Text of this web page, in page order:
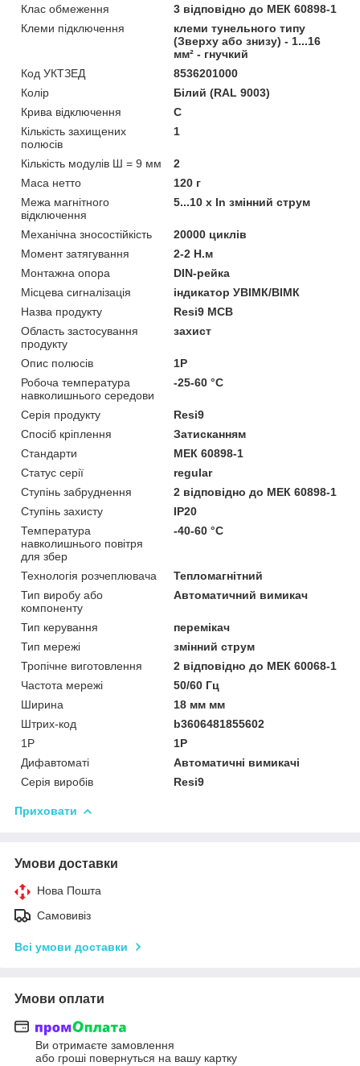
Клас обмеження
3 відповідно до МЕК 60898-1
Клеми підключення
клеми тунельного типу
(Зверху або знизу) - 1...16
мм² - гнучкий
Код УКТЗЕД
8536201000
Колір
Білий (RAL 9003)
Крива відключення
C
Кількість захищених
полюсів
1
Кількість модулів Ш = 9 мм
2
Маса нетто
120 г
Межа магнітного
відключення
5...10 x In змінний струм
Механічна зносостійкість
20000 циклів
Момент затягування
2-2 Н.м
Монтажна опора
DIN-рейка
Місцева сигналізація
iндикатор УВІМК/ВІМК
Назва продукту
Resi9 MCB
Область застосування
продукту
захист
Опис полюсів
1P
Робоча температура
навколишнього середови
-25-60 °C
Серія продукту
Resi9
Спосіб кріплення
Затисканням
Стандарти
МЕК 60898-1
Статус серії
regular
Ступінь забруднення
2 відповідно до МЕК 60898-1
Ступінь захисту
IP20
Температура
навколишнього повітря
для збер
-40-60 °C
Технологія розчеплювача
Тепломагнітний
Тип виробу або
компоненту
Автоматичний вимикач
Тип керування
перемікач
Тип мережі
змінний струм
Тропічне виготовлення
2 відповідно до МЕК 60068-1
Частота мережі
50/60 Гц
Ширина
18 мм мм
Штрих-код
b3606481855602
1P
1P
Дифавтоматі
Автоматичні вимикачі
Серія виробів
Resi9
Приховати
Умови доставки
Нова Пошта
Самовивіз
Всі умови доставки
Умови оплати
Ви отримаєте замовлення
або гроші повернуться на вашу картку